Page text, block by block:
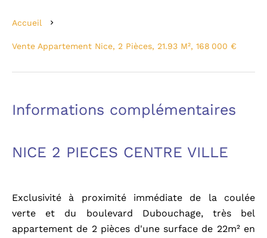
Accueil
Vente Appartement Nice, 2 Pièces, 21.93 M², 168 000 €
Informations complémentaires
NICE 2 PIECES CENTRE VILLE
Exclusivité à proximité immédiate de la coulée
verte et du boulevard Dubouchage, très bel
appartement de 2 pièces d'une surface de 22m² en